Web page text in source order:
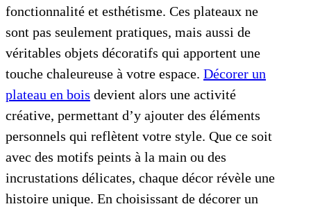
fonctionnalité et esthétisme. Ces plateaux ne
sont pas seulement pratiques, mais aussi de
véritables objets décoratifs qui apportent une
touche chaleureuse à votre espace. Décorer un
plateau en bois devient alors une activité
créative, permettant d’y ajouter des éléments
personnels qui reflètent votre style. Que ce soit
avec des motifs peints à la main ou des
incrustations délicates, chaque décor révèle une
histoire unique. En choisissant de décorer un